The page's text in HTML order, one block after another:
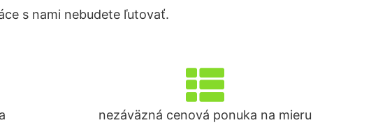
s nami nebudete ľutovať.
nezáväzná cenová ponuka na mieru